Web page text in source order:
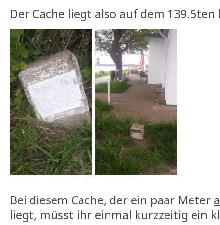
Der Cache liegt also auf dem 139.5ten
Bei diesem Cache, der ein paar Meter
liegt, müsst ihr einmal kurzzeitig ein